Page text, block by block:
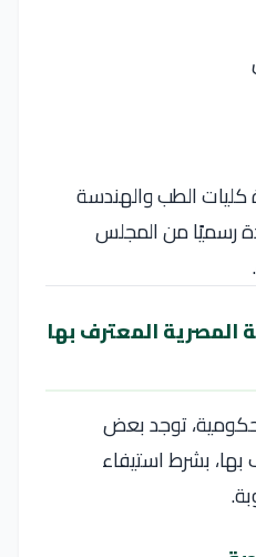
كليات الطب والهندسة
رسميًا من المجلس
المصرية المعترف بها
توجد بعض
بشرط استيفاء